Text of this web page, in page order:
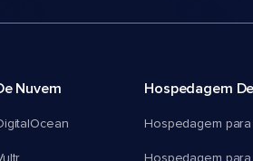
Nuvem Hospedagem
Hospedagem para